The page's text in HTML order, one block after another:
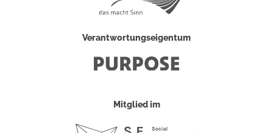
Verantwortungseigentum
Mitglied im